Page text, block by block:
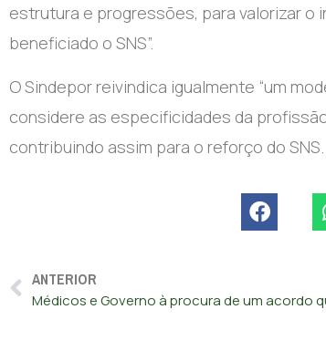
estrutura e progressões, para valorizar o
beneficiado o SNS”.
O Sindepor reivindica igualmente “um
considere as especificidades da
contribuindo assim para o reforço do SNS.
ANTERIOR